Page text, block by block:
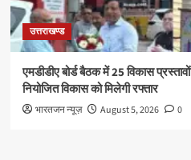
उत्तराखण्ड
एमडीडीए बोर्ड बैठक में 25 विकास
नियोजित विकास को मिलेगी रफ्तार
भारतजन न्यूज़ August 5, 2026 0